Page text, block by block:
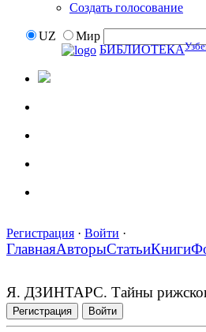
Создать голосование
UZ
Мир
БИБЛИОТЕКА
Регистрация · Войти ·
ГлавнаяАвторыСтатьиКниги
Я. ДЗИНТАРС. Тайны
Регистрация Войти